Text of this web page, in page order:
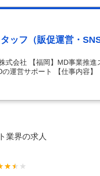
ッフ（販促運営・
式会社 【福岡】MD事業推進
運営サポート 【仕事内容】
進行）◇グッズMDの運営サ
・調整ができる方やSNS運
優勝・日本一の際には特別
企画・SNS運用・制作ディ
業界の求人